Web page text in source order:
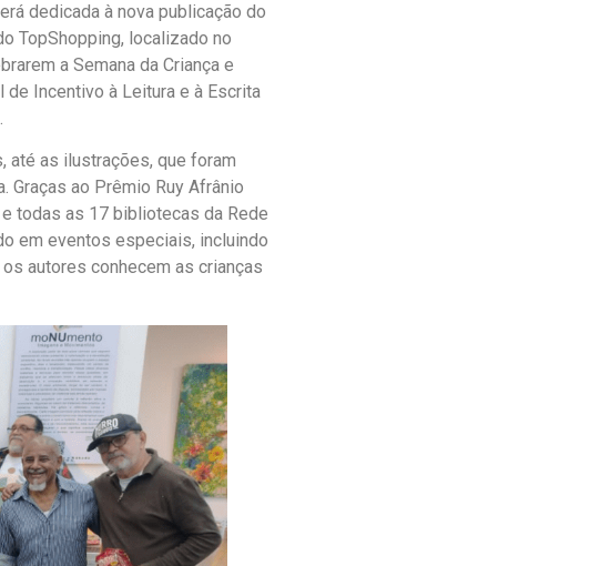
dedicada à nova publicação do
TopShopping, localizado no
a Semana da Criança e
Incentivo à Leitura e à Escrita
até as ilustrações, que foram
ao Prêmio Ruy Afrânio
todas as 17 bibliotecas da Rede
em eventos especiais, incluindo
autores conhecem as crianças